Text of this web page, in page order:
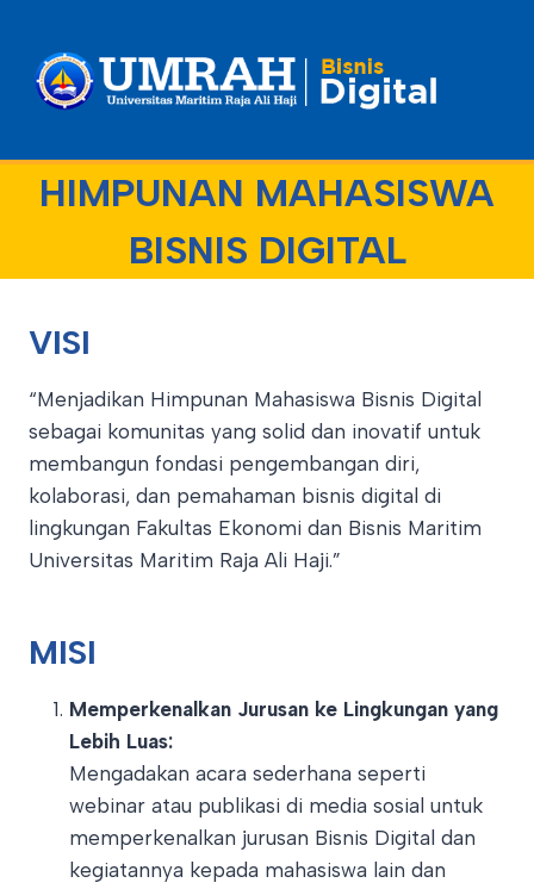
content
HIMPUNAN MAHASISWA
BISNIS DIGITAL
VISI
“Menjadikan Himpunan Mahasiswa Bisnis Digital
sebagai komunitas yang solid dan inovatif untuk
membangun fondasi pengembangan diri,
kolaborasi, dan pemahaman bisnis digital di
lingkungan Fakultas Ekonomi dan Bisnis Maritim
Universitas Maritim Raja Ali Haji.”
MISI
Memperkenalkan Jurusan ke Lingkungan yang
Lebih Luas:
Mengadakan acara sederhana seperti
webinar atau publikasi di media sosial untuk
memperkenalkan jurusan Bisnis Digital dan
kegiatannya kepada mahasiswa lain dan